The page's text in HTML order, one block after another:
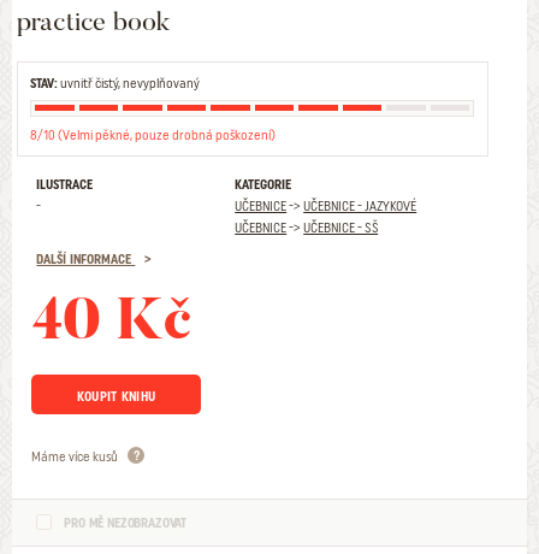
practice book
STAV:uvnitř čistý, nevyplňovaný
8/10 (Velmi pěkné, pouze drobná poškození)
ILUSTRACE
-
KATEGORIE
UČEBNICE->UČEBNICE - JAZYKOVÉ
UČEBNICE->UČEBNICE - SŠ
DALŠÍ INFORMACE
40 Kč
KOUPIT KNIHU
Máme více kusů
PRO MĚ NEZOBRAZOVAT